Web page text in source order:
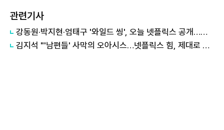
관련기사
강동원·박지현·엄태구 '와일드 씽', 오늘 넷플릭스 공개…전 세계 시청자 만난다
김지석 "'남편들' 사막의 오아시스…넷플릭스 힘, 제대로 맛봤죠"